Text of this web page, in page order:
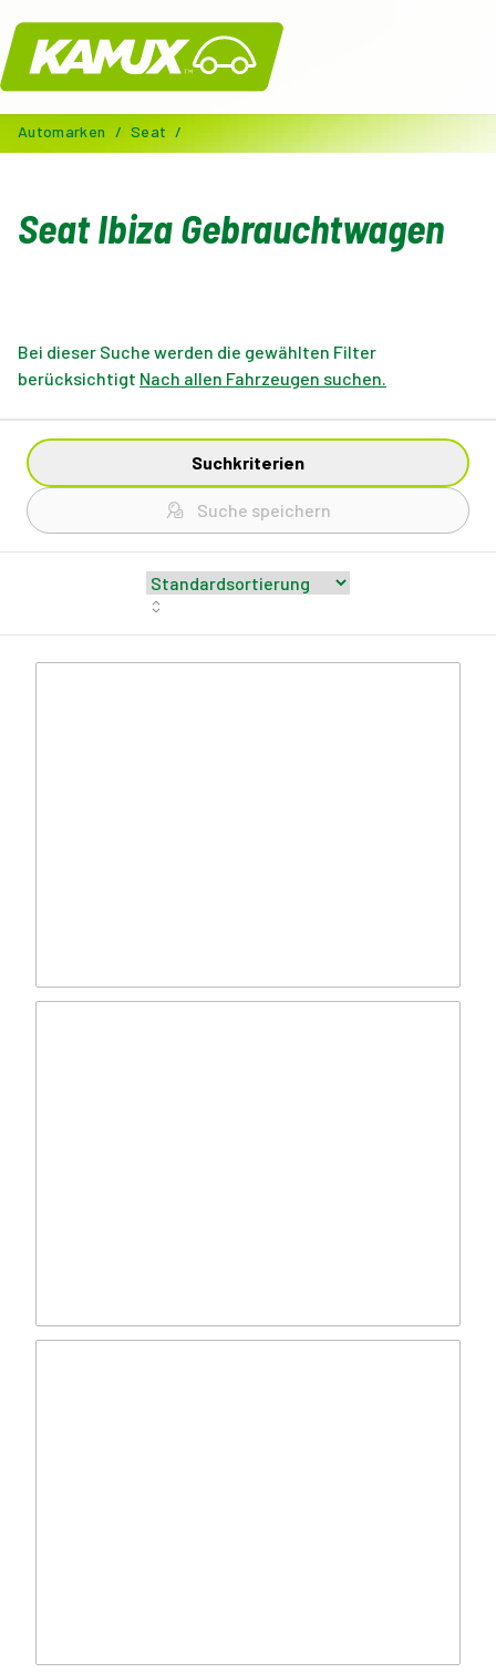
Kamux
Automarken / Seat /
Seat Ibiza Gebrauchtwagen
Bei dieser Suche werden die gewählten Filter
berücksichtigt Nach allen Fahrzeugen suchen.
Suchkriterien
Suche speichern